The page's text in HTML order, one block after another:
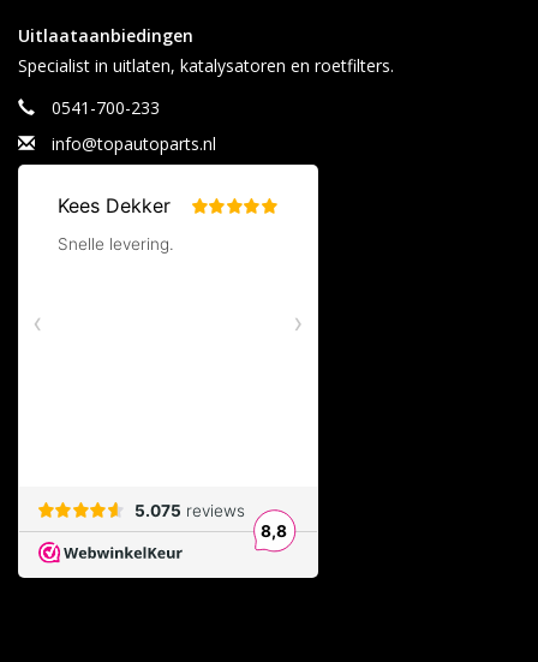
Uitlaataanbiedingen
Specialist in uitlaten, katalysatoren en roetfilters.
0541-700-233
info@topautoparts.nl